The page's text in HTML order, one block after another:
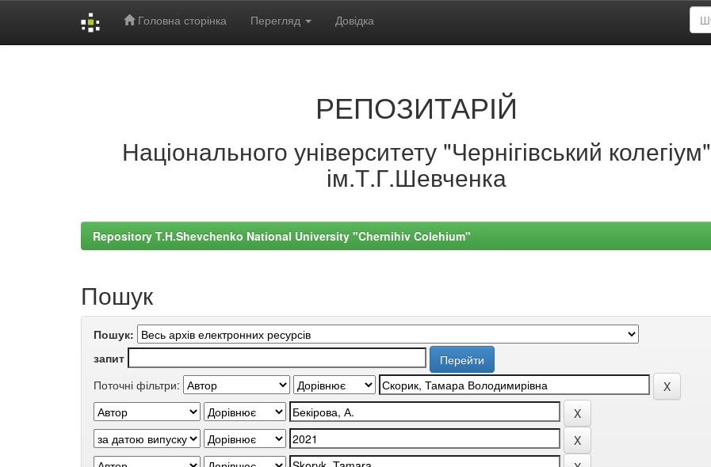
Головна сторінка Перегляд Довідка
РЕПОЗИТАРІЙ
Національного університету "Чернігівський колегіум"
ім.Т.Г.Шевченка
Repository T.H.Shevchenko National University "Chernihiv Colehium"
Пошук
Пошук:
запит
Поточні фільтри: